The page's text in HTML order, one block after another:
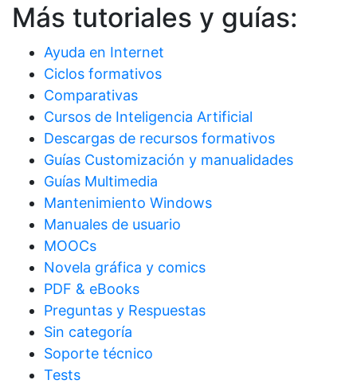
Más tutoriales y guías:
Ayuda en Internet
Ciclos formativos
Comparativas
Cursos de Inteligencia Artificial
Descargas de recursos formativos
Guías Customización y manualidades
Guías Multimedia
Mantenimiento Windows
Manuales de usuario
MOOCs
Novela gráfica y comics
PDF & eBooks
Preguntas y Respuestas
Sin categoría
Soporte técnico
Tests